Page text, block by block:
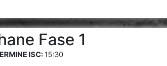
Fase 1
15:30